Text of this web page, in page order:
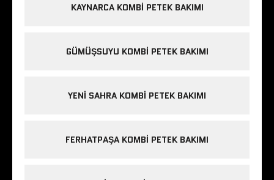
KAYNARCA KOMBI PETEK BAKIMI
GÜMÜŞSUYU KOMBI PETEK BAKIMI
YENI SAHRA KOMBI PETEK BAKIMI
FERHATPAŞA KOMBI PETEK BAKIMI